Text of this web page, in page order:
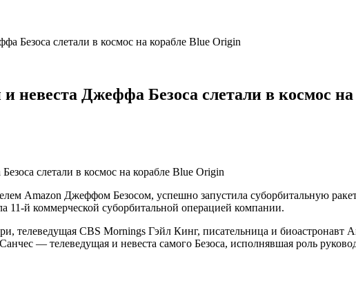
Безоса слетали в космос на корабле Blue Origin
Джеффа Безоса слетали в космос
Amazon Джеффом Безосом, успешно запустила суборбитальную
11-й коммерческой суборбитальной операцией компании.
телеведущая CBS Mornings Гэйл Кинг, писательница и
— телеведущая и невеста самого Безоса, исполнявшая роль